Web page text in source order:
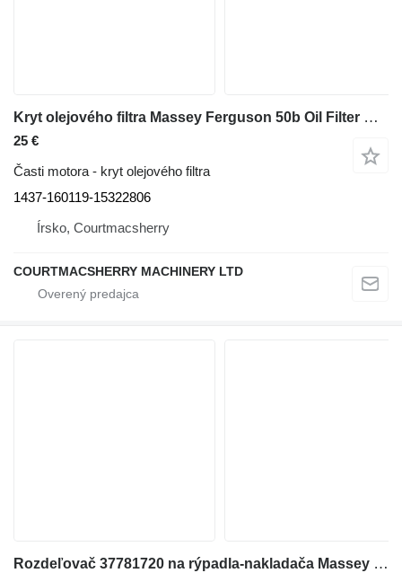
Kryt olejového filtra Massey Ferguson 50b Oil Filter Housing. Please Check By Photos 1437-160119-15322806 na rýpadla-nakladača Massey Ferguson 50b
25 €
Časti motora - kryt olejového filtra
1437-160119-15322806
Írsko, Courtmacsherry
COURTMACSHERRY MACHINERY LTD
Rozdeľovač 37781720 na rýpadla-nakladača Massey Ferguson 50HX